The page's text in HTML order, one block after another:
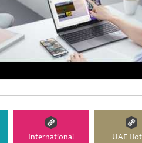
International
UAE